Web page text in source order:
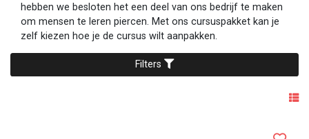
hebben we besloten het een deel van ons bedrijf te maken
om mensen te leren piercen. Met ons cursuspakket kan je
zelf kiezen hoe je de cursus wilt aanpakken.
Filters